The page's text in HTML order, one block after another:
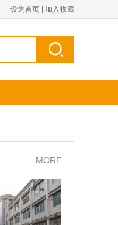
设为首页 加入收藏
MORE